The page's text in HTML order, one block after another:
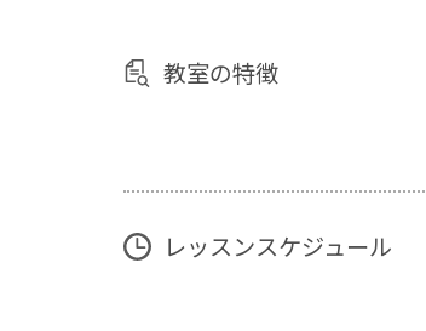
教室の特徴
レッスンスケジュール